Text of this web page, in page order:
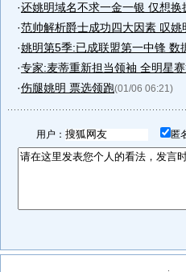
·还姚明域名不求一金一银 仅想换
·范帅解析爵士成功四大因素 叹姚
·姚明第5季:已成联盟第一中锋 数
·专家:麦蒂重新担当领袖 全明星
·伤腿姚明 票选领跑(01/06 06:21)
用户： 匿